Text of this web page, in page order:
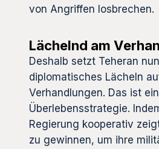
von Angriffen losbrechen.
Lächelnd am
Deshalb setzt Teheran
diplomatisches Lächeln
Verhandlungen. Das ist
Überlebensstrategie.
Regierung kooperativ
zu gewinnen, um ihre